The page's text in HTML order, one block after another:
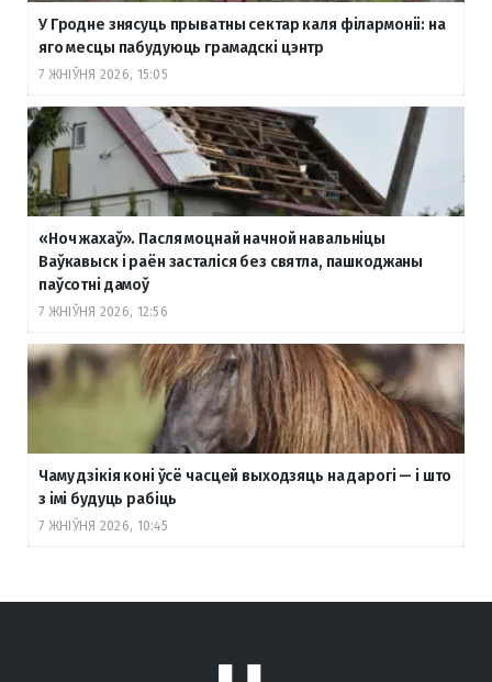
У Гродне знясуць прыватны сектар каля філармоніі: на
яго месцы пабудуюць грамадскі цэнтр
7 ЖНІЎНЯ 2026, 15:05
«Ноч жахаў». Пасля моцнай начной навальніцы
Ваўкавыск і раён засталіся без святла, пашкоджаны
паўсотні дамоў
7 ЖНІЎНЯ 2026, 12:56
Чаму дзікія коні ўсё часцей выходзяць на дарогі — і што
з імі будуць рабіць
7 ЖНІЎНЯ 2026, 10:45